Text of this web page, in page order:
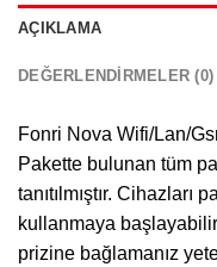
AÇIKLAMA
DEĞERLENDIRMELER (0)
Fonri Nova Wifi/Lan/
Pakette bulunan tüm
tanıtılmıştır. Cihazları
kullanmaya
prizine bağlamanız